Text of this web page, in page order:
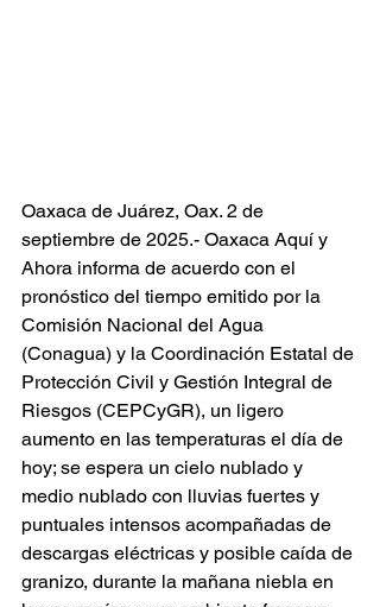
Oaxaca de Juárez, Oax. 2 de
septiembre de 2025.- Oaxaca Aquí y
Ahora informa de acuerdo con el
pronóstico del tiempo emitido por la
Comisión Nacional del Agua
(Conagua) y la Coordinación Estatal de
Protección Civil y Gestión Integral de
Riesgos (CEPCyGR), un ligero
aumento en las temperaturas el día de
hoy; se espera un cielo nublado y
medio nublado con lluvias fuertes y
puntuales intensos acompañadas de
descargas eléctricas y posible caída de
granizo, durante la mañana niebla en